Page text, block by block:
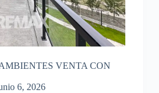
VENTA CON
6, 2026